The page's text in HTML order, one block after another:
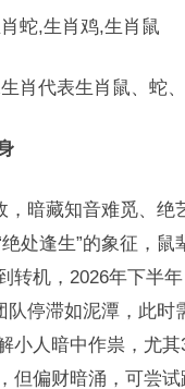
蛇,生肖鸡,生肖鼠
肖代表生肖鼠、蛇
，暗藏知音难觅、绝
处逢生”的象征，鼠
转机，2026年下半
队停滞如泥潭，此时
小人暗中作祟，尤其
但偏财暗涌，可尝试